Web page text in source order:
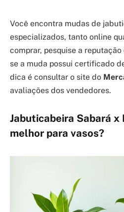
Você encontra mudas de
especializados, tanto online
comprar, pesquise a
se a muda possui certificado
dica é consultar o site do
avaliações dos vendedores.
Jabuticabeira Sabará x
melhor para vasos?